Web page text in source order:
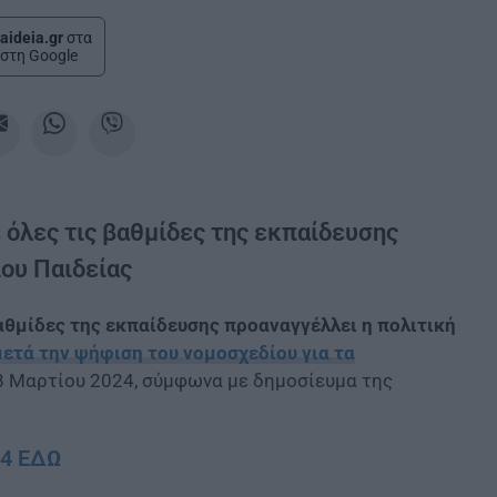
στα
Google
τις βαθμίδες της εκπαίδευσης
Παιδείας
της εκπαίδευσης προαναγγέλλει η πολιτική
την ψήφιση του νομοσχεδίου για τα
Μαρτίου 2024, σύμφωνα με δημοσίευμα της
ΕΔΩ